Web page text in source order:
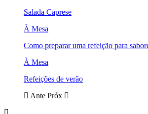
Salada Caprese
À Mesa
Como preparar uma refeição para
À Mesa
Refeições de verão
Ante Próx